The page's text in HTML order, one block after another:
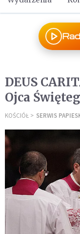
DEUS
Ojca
KOŚCIÓŁ SERWIS